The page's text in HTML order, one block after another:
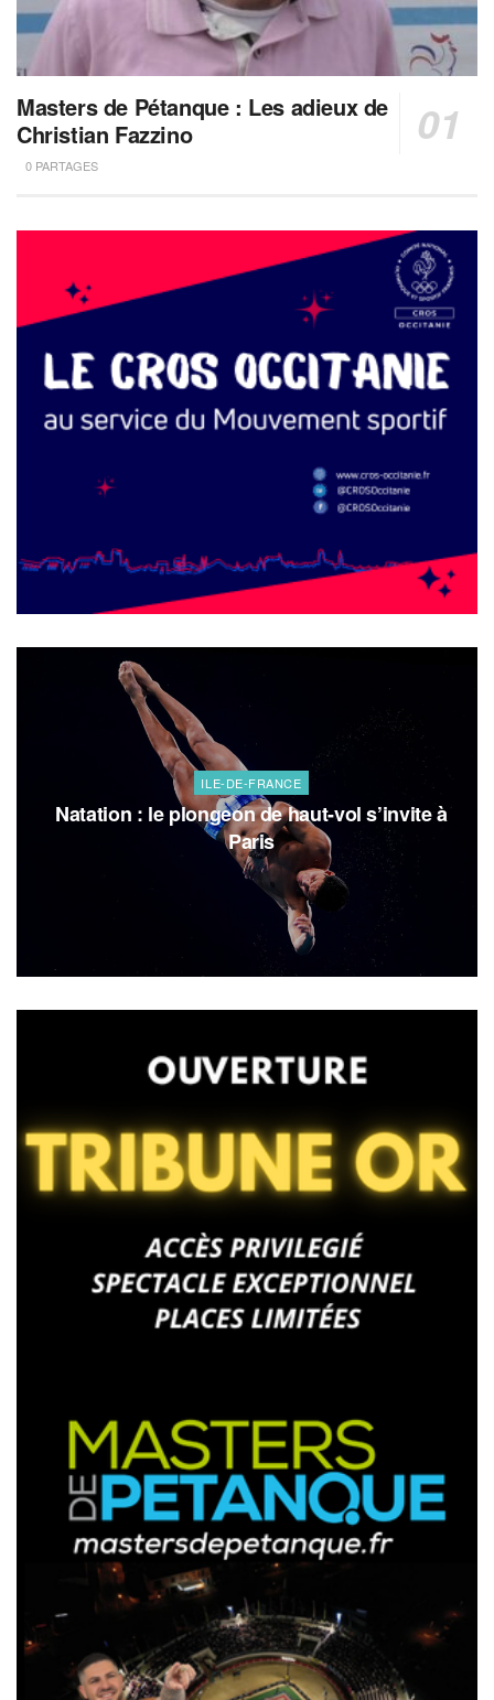
Masters de Pétanque : Les adieux de
Christian Fazzino
0 PARTAGES
ILE-DE-FRANCE
Natation : le plongeon de haut-vol s’invite à
Paris